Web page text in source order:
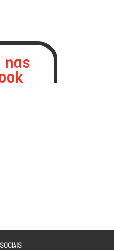
nas